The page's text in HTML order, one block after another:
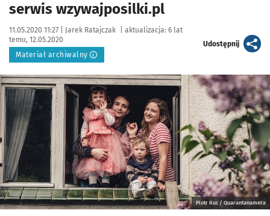
serwis wzywajposilki.pl
Data publikacji:
11.05.2020 11:27 | Autor:
Jarek Ratajczak aktualizacja: 6 lat
temu, 12.05.2020
Materiał archiwalny
Udostępnijartykuł
Kliknij, aby powiększyć
Piotr Kuc / Quarantanamera